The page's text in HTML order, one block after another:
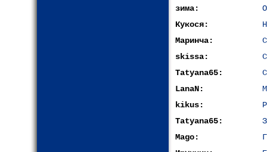
зима:
Кукося:
Маринча:
skissa:
Tatyana65:
LanaN:
kikus:
Tatyana65:
Mago: